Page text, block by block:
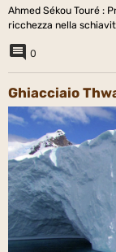
Ahmed Sékou Touré :
ricchezza nella
0
Ghiacciaio